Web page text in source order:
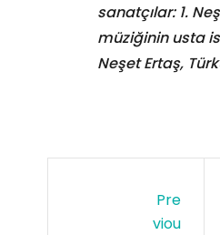
sanatçılar: 1.
müziğinin usta
Neşet Ertaş,
Pre
Viou